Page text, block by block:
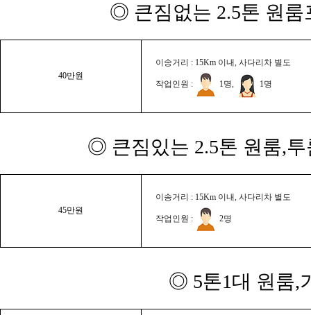
◎ 큰짐없는 2.5톤 원룸
40만원
이송거리 : 15Km 이내, 사다리차 별도
작업인원 : 1명, 1명
◎ 큰짐있는 2.5톤 원룸,
45만원
이송거리 : 15Km 이내, 사다리차 별도
작업인원 : 2명
◎ 5톤1대 원룸,